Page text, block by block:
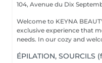
104, Avenue du Dix
Welcome to KEYNA
exclusive experience that
needs. In our cozy and
ÉPILATION,